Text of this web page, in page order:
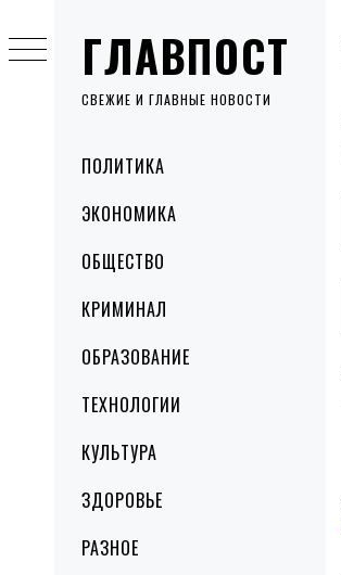
ГЛАВПОСТ
СВЕЖИЕ И ГЛАВНЫЕ НОВОСТИ
MenuПОЛИТИКА
ЭКОНОМИКА
ОБЩЕСТВО
КРИМИНАЛ
ОБРАЗОВАНИЕ
ТЕХНОЛОГИИ
КУЛЬТУРА
ЗДОРОВЬЕ
РАЗНОЕ
to
content